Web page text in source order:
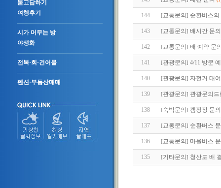
묻고답하기
여행후기
시가 머무는 방
야생화
전복·회·건어물
펜션·부동산매매
144 [교통문의] 순환버스
143 [교통문의] 배시간 문의
142 [교통문의] 배 예약 문
141 [관광문의] 4/11 방문
140 [관광문의] 자전거 대
139 [관광문의] 관광문의
138 [숙박문의] 캠핑장 문의
137 [교통문의] 순환버스
136 [교통문의] 마을버스
135 [기타문의] 청산도 배